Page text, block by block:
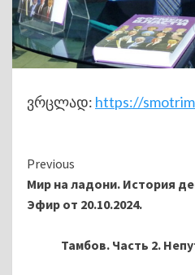
ვრცლად: https://
Continue
Reading
Previous
Мир на ладони. История
Эфир от 20.10.2024.
Тамбов. Часть 2.